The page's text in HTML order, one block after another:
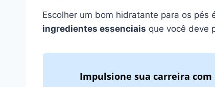
Escolher um bom hidratante para os
ingredientes essenciais que você deve
Impulsione sua carreira